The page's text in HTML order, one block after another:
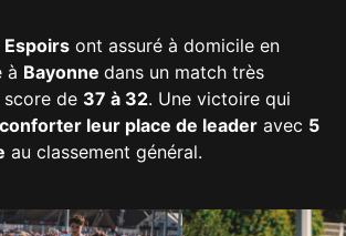
Espoirsont assuré à domicile en
à Bayonne dans un match très
de 37 à 32. Une victoire qui
conforter leur place de leaderavec 5
au classement général.